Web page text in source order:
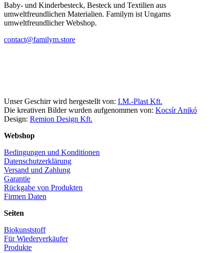
Baby- und Kinderbesteck, Besteck und Textilien aus
umweltfreundlichen Materialien. Familym ist Ungarns
umweltfreundlicher Webshop.
contact@familym.store
Unser Geschirr wird hergestellt von: I.M.-Plast Kft.
Die kreativen Bilder wurden aufgenommen von: Kocsír Anikó
Design: Remion Design Kft.
Webshop
Bedingungen und Konditionen
Datenschutzerklärung
Versand und Zahlung
Garantie
Rückgabe von Produkten
Firmen Daten
Seiten
Biokunststoff
Für Wiederverkäufer
Produkte